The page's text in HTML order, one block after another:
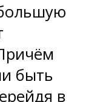
быть
в